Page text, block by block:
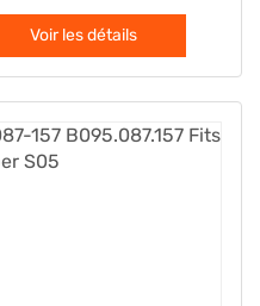
Voir les détails